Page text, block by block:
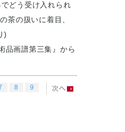
どう受け入れられ
茶の扱いに着目、
)
品画譜第三集』から
8 9